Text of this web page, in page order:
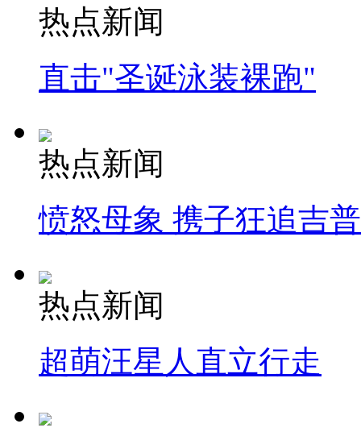
热点新闻
直击"圣诞泳装裸跑"
热点新闻
愤怒母象 携子狂追吉
热点新闻
超萌汪星人直立行走